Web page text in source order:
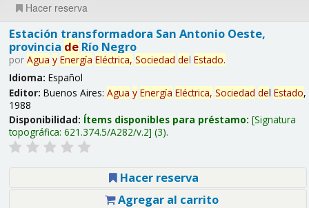
Hacer reserva
Estación transformadora San Antonio Oeste,
provincia deRío Negro
por Agua y Energía Eléctrica, Sociedad del Estado.
Idioma: Español
Editor: Buenos Aires: Agua y Energía Eléctrica, Sociedad del Estado,
1988
Disponibilidad: Ítems disponibles para préstamo: Signatura
topográfica: 621.374.5/A282/v.2 (3).
Hacer reserva
Agregar al carrito